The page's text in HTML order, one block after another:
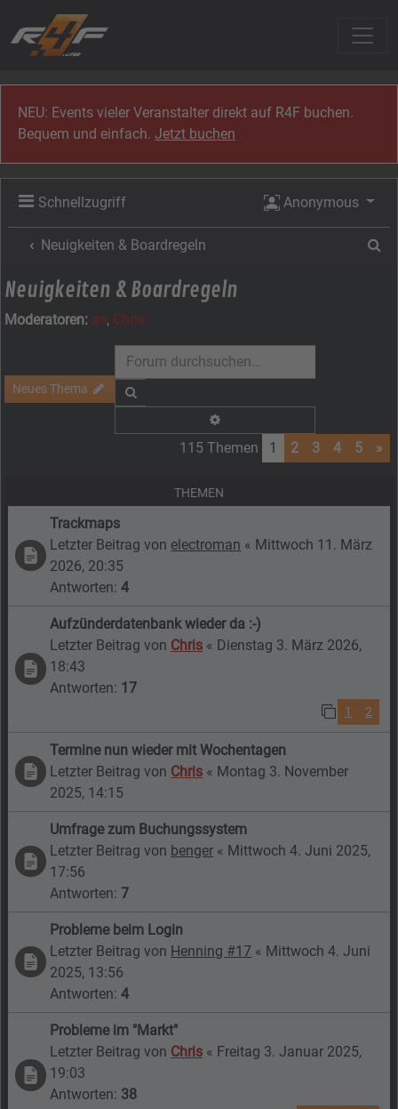
NEU: Events vieler Veranstalter direkt auf R4F buchen.
Bequem und einfach.Jetzt buchen
Schnellzugriff Anonymous
Neuigkeiten & Boardregeln
Neuigkeiten & Boardregeln
Moderatoren: as, Chris
Neues Thema
115 Themen 1 2 3 4 5 »
THEMEN
Trackmaps
Letzter Beitrag von electroman « Mittwoch 11. März
2026, 20:35
Antworten:4
Aufzünderdatenbank wieder da :-)
Letzter Beitrag von Chris « Dienstag 3. März 2026,
18:43
Antworten: 17
1 2
Termine nun wieder mit Wochentagen
Letzter Beitrag von Chris « Montag 3. November
2025, 14:15
Umfrage zum Buchungssystem
Letzter Beitrag von benger « Mittwoch 4. Juni 2025,
17:56
Antworten:7
Probleme beim Login
Letzter Beitrag von Henning #17 « Mittwoch 4. Juni
2025, 13:56
Antworten:4
Probleme im "Markt"
Letzter Beitrag von Chris « Freitag 3. Januar 2025,
19:03
Antworten: 38